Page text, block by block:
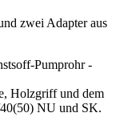
zwei Adapter aus
Pumprohr -
Holzgriff und dem
NU und SK.